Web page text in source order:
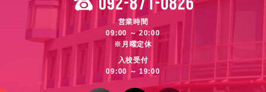
営業時間
09:00 ～ 20:00
※月曜定休
入校受付
09:00 ～ 19:00